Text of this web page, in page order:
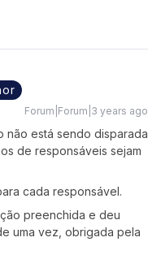
Forum|Forum|3 years ago
não está sendo disparada
de responsáveis sejam
cada responsável.
preenchida e deu
uma vez, obrigada pela